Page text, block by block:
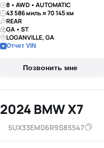
8 • AWD • AUTOMATIC
43 586 миль ≈ 70 145 км
REAR
GA • ST
LOGANVILLE, GA
Отчет VIN
Позвонить мне
2024 BMW X7
5UX33EM06R9S85547